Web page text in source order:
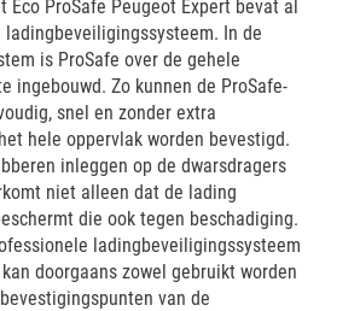
Eco ProSafe Peugeot Expert bevat al
In de
is ProSafe over de gehele
ingebouwd. Zo kunnen de ProSafe-
snel en zonder extra
hele oppervlak worden bevestigd.
inleggen op de dwarsdragers
niet alleen dat de lading
die ook tegen beschadiging.
ladingbeveiligingssysteem
doorgaans zowel gebruikt worden
van de